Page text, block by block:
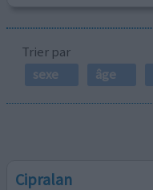
Trier par
sexe
âge
Cipralan